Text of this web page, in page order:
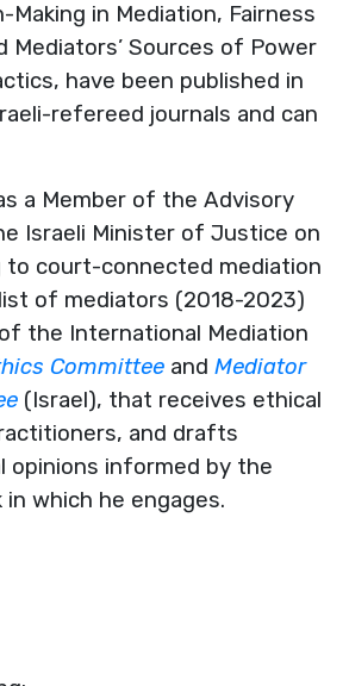
Making in Mediation, Fairness
Mediators’ Sources of Power
have been published in
refereed journals and can
a Member of the Advisory
Israeli Minister of Justice on
court-connected mediation
of mediators (2018-2023)
the International Mediation
Committee and Mediator
(Israel), that receives ethical
and drafts
opinions informed by the
which he engages.